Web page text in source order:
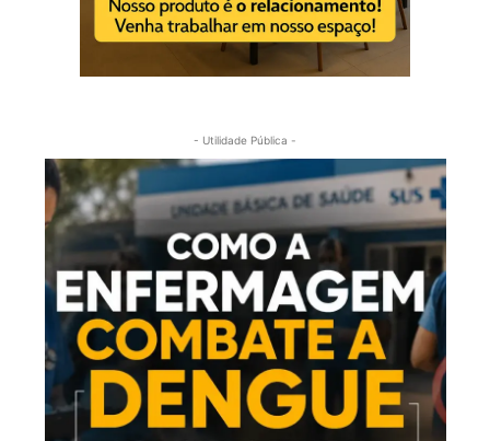
- Utilidade Pública -